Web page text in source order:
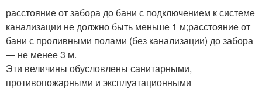
расстояние от забора до бани с подключением к системе
канализации не должно быть меньше 1 м;расстояние от
бани с проливными полами (без канализации) до забора
— не менее 3 м.
Эти величины обусловлены санитарными,
противопожарными и эксплуатационными